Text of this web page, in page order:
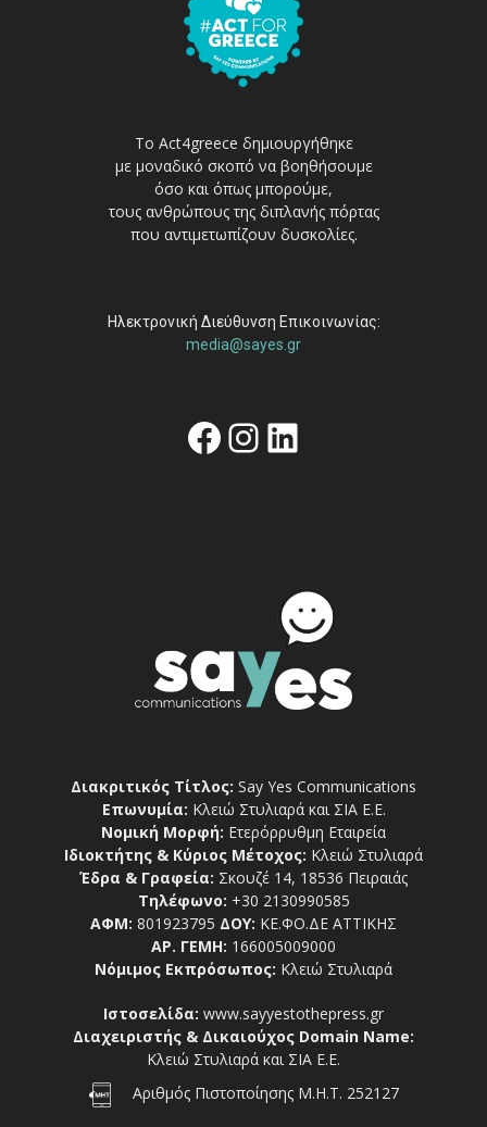
Το Act4greece δημιουργήθηκε
με μοναδικό σκοπό να βοηθήσουμε
όσο και όπως μπορούμε,
τους ανθρώπους της διπλανής πόρτας
που αντιμετωπίζουν δυσκολίες.
Ηλεκτρονική Διεύθυνση Επικοινωνίας:
media@sayes.gr
Facebook
Instagram
Linkedin
Διακριτικός Τίτλος: Say Yes Communications
Επωνυμία: Κλειώ Στυλιαρά και ΣΙΑ Ε.Ε.
Νομική Μορφή: Ετερόρρυθμη Εταιρεία
Ιδιοκτήτης & Κύριος Μέτοχος: Κλειώ Στυλιαρά
Έδρα & Γραφεία: Σκουζέ 14, 18536 Πειραιάς
Τηλέφωνο: +30 2130990585
ΑΦΜ: 801923795 ΔΟΥ: ΚΕ.ΦΟ.ΔΕ ΑΤΤΙΚΗΣ
ΑΡ. ΓΕΜΗ: 166005009000
Νόμιμος Εκπρόσωπος: Κλειώ Στυλιαρά
Ιστοσελίδα: www.sayyestothepress.gr
Διαχειριστής & Δικαιούχος Domain Name:
Κλειώ Στυλιαρά και ΣΙΑ Ε.Ε.
Αριθμός Πιστοποίησης Μ.Η.Τ. 252127